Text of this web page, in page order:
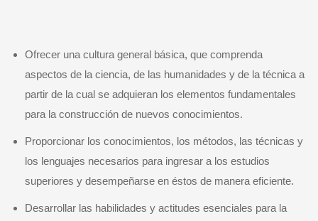
Ofrecer una cultura general básica, que comprenda
aspectos de la ciencia, de las humanidades y de la técnica a
partir de la cual se adquieran los elementos fundamentales
para la construcción de nuevos conocimientos.
Proporcionar los conocimientos, los métodos, las técnicas y
los lenguajes necesarios para ingresar a los estudios
superiores y desempeñarse en éstos de manera eficiente.
Desarrollar las habilidades y actitudes esenciales para la